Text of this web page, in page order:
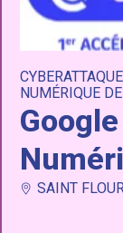
CYBERATTAQUE
NUMÉRIQUE
SAINT